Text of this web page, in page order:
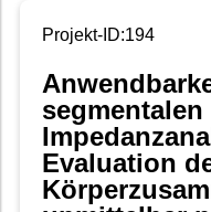
Projekt-ID:194
Evaluation